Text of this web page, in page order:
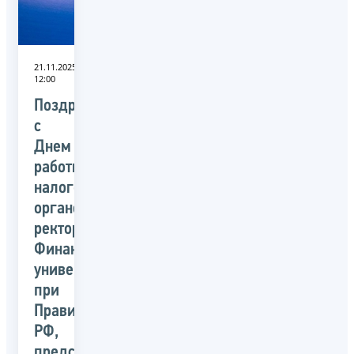
21.11.2025
12:00
Поздравление
с
Днем
работника
налоговых
органов
ректора
Финансового
университета
при
Правительстве
РФ,